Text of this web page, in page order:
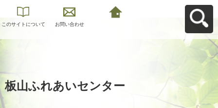
このサイトについて お問い合わせ
板山ふれあいセンター